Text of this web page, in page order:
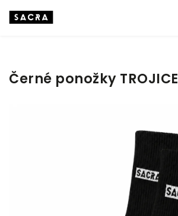
Černé ponožky TROJICE